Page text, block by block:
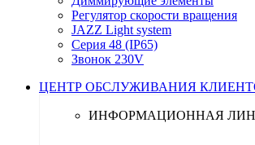
Регулятор скорости вращения
JAZZ Light system
Серия 48 (IP65)
Звонок 230V
ЦЕНТР ОБСЛУЖИВАНИЯ
ИНФОРМАЦИОННАЯ